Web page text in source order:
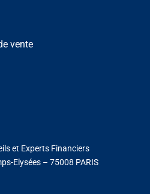
vente
et Experts Financiers
Elysées – 75008 PARIS